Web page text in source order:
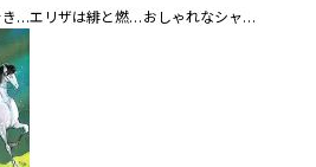
スマッシュをきめろ！ エリザは緋と燃えた おしゃれなシャンゼリゼ